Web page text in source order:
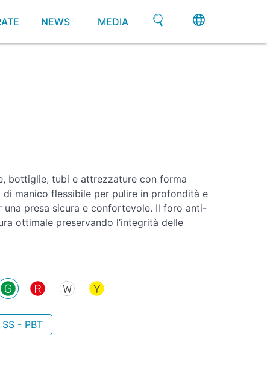
NEWS MEDIA
bottiglie, tubi e attrezzature con forma
manico flessibile per pulire in profondità e
una presa sicura e confortevole. Il foro anti-
ottimale preservando l’integrità delle
- PBT